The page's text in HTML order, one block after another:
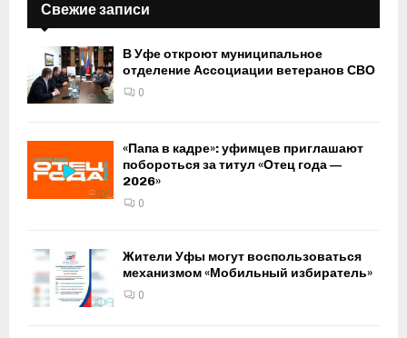
Свежие записи
В Уфе откроют муниципальное
отделение Ассоциации ветеранов СВО
0
«Папа в кадре»: уфимцев приглашают
побороться за титул «Отец года —
2026»
0
Жители Уфы могут воспользоваться
механизмом «Мобильный избиратель»
0